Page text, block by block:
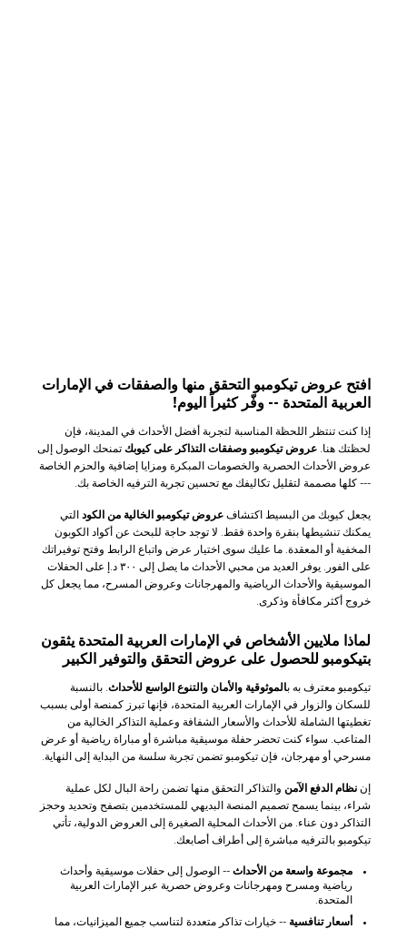
افتح عروض تيكومبو التحقق منها والصفقات في الإمارات
العربية المتحدة -- وفّر كثيراً اليوم!
إذا كنت تنتظر اللحظة المناسبة لتجربة أفضل الأحداث في المدينة، فإن
لحظتك هنا. عروض تيكومبو وصفقات التذاكر على كيوبك تمنحك الوصول إلى
عروض الأحداث الحصرية والخصومات المبكرة ومزايا إضافية والحزم الخاصة
--- كلها مصممة لتقليل تكاليفك مع تحسين تجربة الترفيه الخاصة بك.
يجعل كيوبك من البسيط اكتشاف عروض تيكومبو الخالية من الكود التي
يمكنك تنشيطها بنقرة واحدة فقط. لا توجد حاجة للبحث عن أكواد الكوبون
المخفية أو المعقدة. ما عليك سوى اختيار عرض واتباع الرابط وفتح توفيراتك
على الفور. يوفر العديد من محبي الأحداث ما يصل إلى ٣٠٠ د.إ على الحفلات
الموسيقية والأحداث الرياضية والمهرجانات وعروض المسرح، مما يجعل كل
خروج أكثر مكافأة وذكرى.
لماذا ملايين الأشخاص في الإمارات العربية المتحدة يثقون
بتيكومبو للحصول على عروض التحقق والتوفير الكبير
تيكومبو معترف به بالموثوقية والأمان والتنوع الواسع للأحداث . بالنسبة
للسكان والزوار في الإمارات العربية المتحدة، فإنها تبرز كمنصة أولى بسبب
تغطيتها الشاملة للأحداث والأسعار الشفافة وعملية التذاكر الخالية من
المتاعب. سواء كنت تحضر حفلة موسيقية مباشرة أو مباراة رياضية أو عرض
مسرحي أو مهرجان، فإن تيكومبو تضمن تجربة سلسة من البداية إلى النهاية.
إن نظام الدفع الآمن والتذاكر التحقق منها تضمن راحة البال لكل عملية
شراء، بينما يسمح تصميم المنصة البديهي للمستخدمين بتصفح وتحديد وحجز
التذاكر دون عناء. من الأحداث المحلية الصغيرة إلى العروض الدولية، تأتي
تيكومبو بالترفيه مباشرة إلى أطراف أصابعك.
مجموعة واسعة من الأحداث -- الوصول إلى حفلات موسيقية وأحداث
رياضية ومسرح ومهرجانات وعروض حصرية عبر الإمارات العربية
المتحدة.
أسعار تنافسية -- خيارات تذاكر متعددة لتناسب جميع الميزانيات، مما